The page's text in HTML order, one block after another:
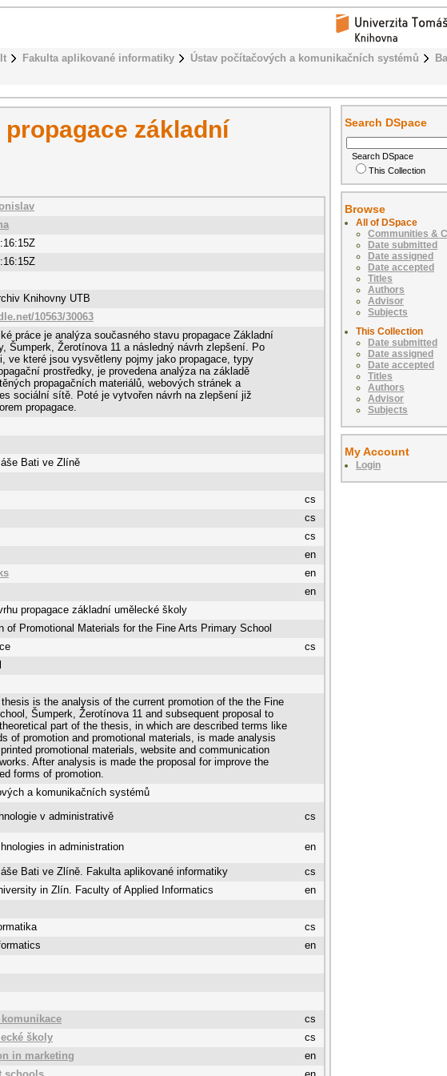
Fakulta aplikované informatiky Ústav počítačových a komunikačních systémů
základní
Knihovny UTB
10563/30063
práce je analýza současného stavu propagace Základní
Šumperk, Žerotínova 11 a následný návrh zlepšení. Po
ve které jsou vysvětleny pojmy jako propagace, typy
prostředky, je provedena analýza na základě
propagačních materiálů, webových stránek a
sociální sítě. Poté je vytvořen návrh na zlepšení již
propagace.
Bati ve Zlíně
cs
cs
cs
en
en
en
propagace základní umělecké školy
of Promotional Materials for the Fine Arts Primary School
cs
is the analysis of the current promotion of the the Fine
Šumperk, Žerotínova 11 and subsequent proposal to
part of the thesis, in which are described terms like
of promotion and promotional materials, is made analysis
promotional materials, website and communication
After analysis is made the proposal for improve the
forms of promotion.
a komunikačních systémů
v administrativě cs
in administration en
Bati ve Zlíně. Fakulta aplikované informatiky
cs
in Zlín. Faculty of Applied Informatics
en
cs
en
cs
školy
cs
in marketing
en
Search DSpace
Search DSpace
This Collection
Browse
All of DSpace
Communities &
Date submitted
Date assigned
Date accepted
Titles
Authors
Advisor
Subjects
This Collection
Date submitted
Date assigned
Date accepted
Titles
Authors
Advisor
Subjects
My Account
Login